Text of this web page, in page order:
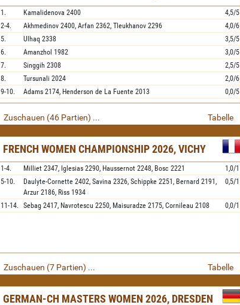
1. Kamalidenova 2400
4,5/5
2-4.
Akhmedinov 2400, Arfan 2362, Tleukhanov 2296
4,0/6
5.
Ulhaq 2338
3,5/5
6.
Amanzhol 1982
3,0/5
7.
Singgih 2308
2,5/5
8.
Tursunali 2024
2,0/6
9-10.
Adams 2174, Henderson de La Fuente 2013 0,0/5
Zuschauen (46 Partien) ... Tabelle
FRENCH WOMEN CHAMPIONSHIP 2026, VICHY
1-4. Milliet 2347, Iglesias 2290, Haussernot 2248, Bosc 2221
1,0/1
5-10.
Daulyte-Cornette 2402, Savina 2326, Schippke 2251, Bernard 2191,
Arzur 2186, Riss 1934
0,5/1
11-14. Sebag 2417, Navrotescu 2250, Maisuradze 2175, Cornileau 2108 0,0/1
Zuschauen (7 Partien) ... Tabelle
GERMAN-CH MASTERS WOMEN 2026, DRESDEN